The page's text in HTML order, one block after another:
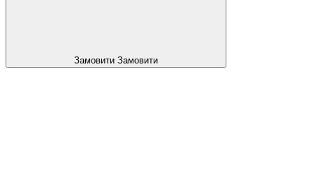
Замовити Замовити